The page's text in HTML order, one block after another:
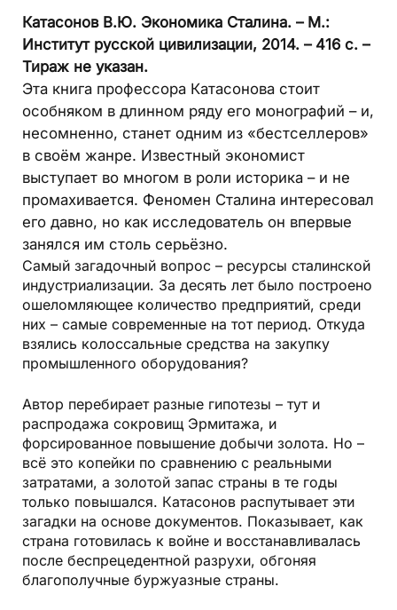
Катасонов В.Ю. Экономика Сталина. – М.:
Институт русской цивилизации, 2014. – 416 с. –
Тираж не указан.
Эта книга профессора Катасонова стоит
особняком в длинном ряду его монографий – и,
несомненно, станет одним из «бестселлеров»
в своём жанре. Известный экономист
выступает во многом в роли историка – и не
промахивается. Феномен Сталина интересовал
его давно, но как исследователь он впервые
занялся им столь серьёзно.
Самый загадочный вопрос – ресурсы сталинской
индустриализации. За десять лет было построено
ошеломляющее количество предприятий, среди
них – самые современные на тот период. Откуда
взялись колоссальные средства на закупку
промышленного оборудования?
Автор перебирает разные гипотезы – тут и
распродажа сокровищ Эрмитажа, и
форсированное повышение добычи золота. Но –
всё это копейки по сравнению с реальными
затратами, а золотой запас страны в те годы
только повышался. Катасонов распутывает эти
загадки на основе документов. Показывает, как
страна готовилась к войне и восстанавливалась
после беспрецедентной разрухи, обгоняя
благополучные буржуазные страны.